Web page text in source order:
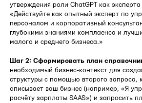
утверждения роли ChatGPT как
«Действуйте как опытный эксперт по
персоналом и корпоративный
глубокими знаниями комплаенса и
малого и среднего бизнеса.»
Шаг 2: Сформировать план
необходимый бизнес-контекст для
структуры с помощью второго запроса,
описывает ваш бизнес (например, «Я
расчёту зарплаты SAAS») и запросить